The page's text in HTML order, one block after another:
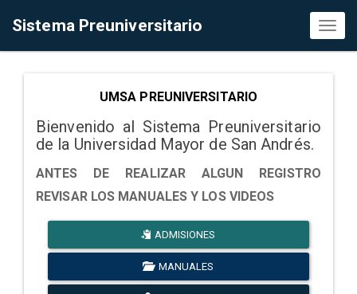
Sistema Preuniversitario
UMSA PREUNIVERSITARIO
Bienvenido al Sistema Preuniversitario
de la Universidad Mayor de San Andrés.
ANTES DE REALIZAR ALGUN REGISTRO
REVISAR LOS MANUALES Y LOS VIDEOS
ADMISIONES
MANUALES